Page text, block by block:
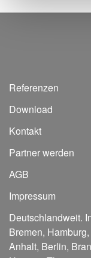
Referenzen
Download
Kontakt
Partner werden
AGB
Impressum
Deutschlandweit.
Bremen, Hamburg,
Anhalt, Berlin,